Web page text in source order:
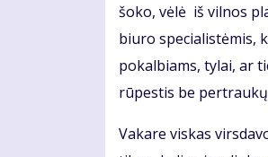
šoko, vėlė iš vilnos
biuro specialistėmis,
pokalbiams, tylai, ar
rūpestis be
Vakare viskas